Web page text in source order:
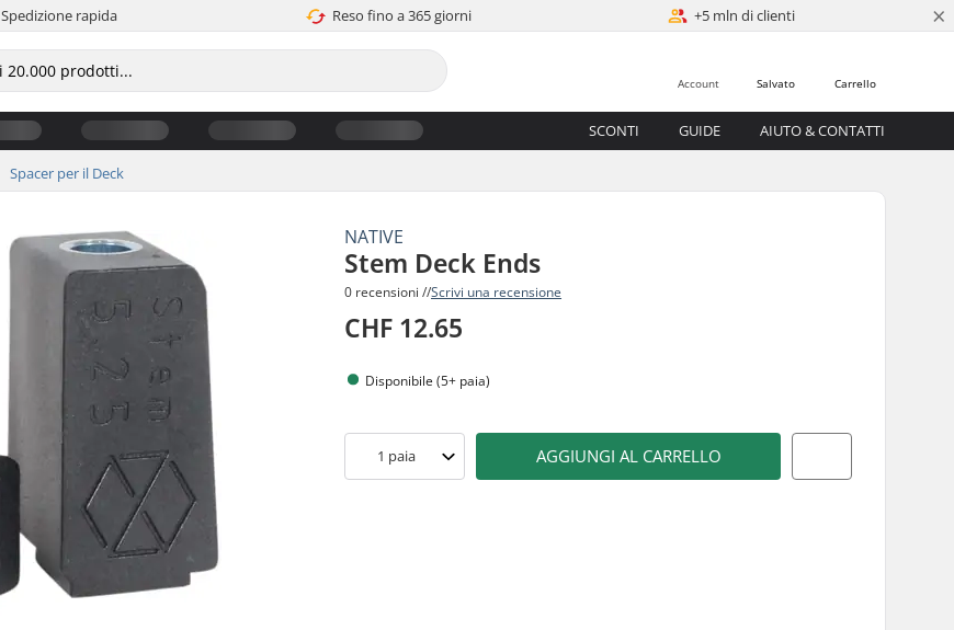
Spedizione rapida Reso fino a 365 giorni +5 mln di clienti ×
Carrello
Salvato
Account
SCONTI GUIDE AIUTO & CONTATTI
Spacer per il Deck
NATIVE
Stem Deck Ends
0 recensioni //Scrivi una recensione
CHF 12.65
Disponibile (5+ paia)
1 paia AGGIUNGI AL CARRELLO